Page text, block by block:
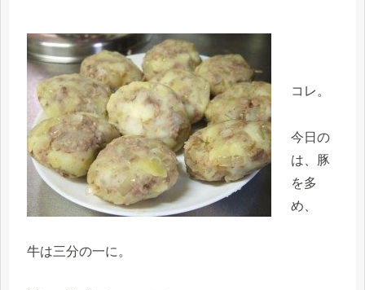
コレ。
今日の
は、豚
を多
め、
牛は三分の一に。